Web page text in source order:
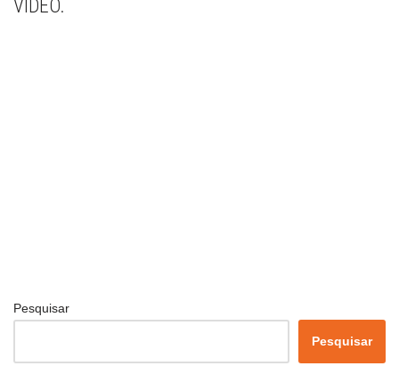
VÍDEO.
Pesquisar
Pesquisar